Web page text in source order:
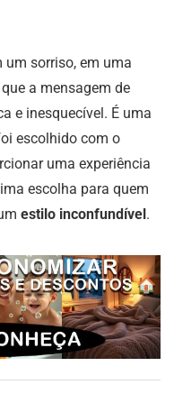
um sorriso, em uma
a mensagem de
e inesquecível. É uma
escolhido com o
uma experiência
escolha para quem
estilo inconfundível.